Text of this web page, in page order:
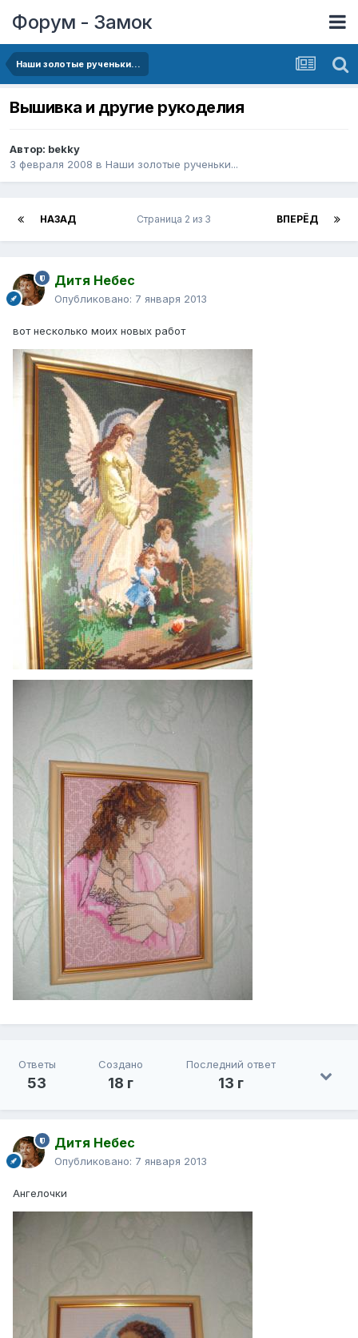
Форум - Замок
Наши золотые рученьки...
Вышивка и другие рукоделия
Автор: bekky
3 февраля 2008 в Наши золотые рученьки...
НАЗАД ВПЕРЁД
Страница 2 из 3
Дитя Небес
Опубликовано: 7 января 2013
вот несколько моих новых работ
Ответы
53
Создано
18 г
Последний ответ
13 г
Дитя Небес
Опубликовано: 7 января 2013
Ангелочки